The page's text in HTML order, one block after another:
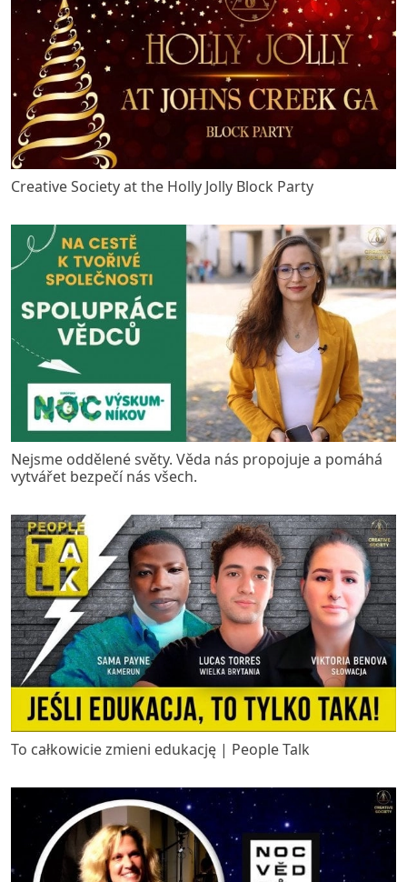
Creative Society at the Holly Jolly Block Party
Nejsme oddělené světy. Věda nás propojuje a pomáhá
vytvářet bezpečí nás všech.
To całkowicie zmieni edukację | People Talk